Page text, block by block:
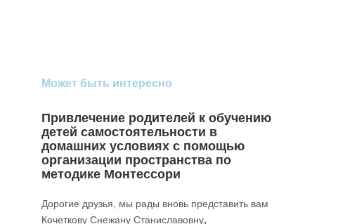
Может быть интересно
Привлечение родителей к обучению
детей самостоятельности в
домашних условиях с помощью
организации пространства по
методике Монтессори
Дорогие друзья, мы рады вновь представить вам
Кочеткову Снежану Станиславовну,